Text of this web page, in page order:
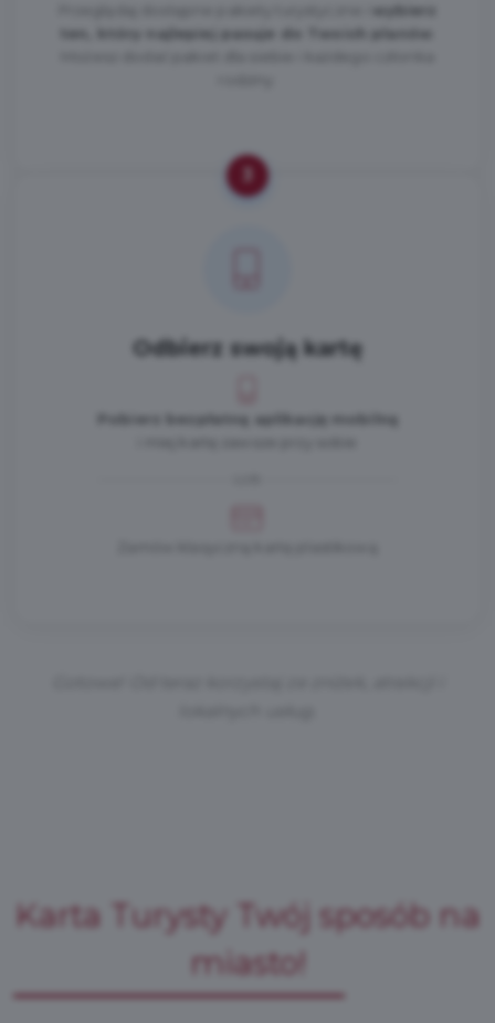
wybierz
ten, który najlepiej pasuje do Twoich planów
Odbierz swoją kartę
Pobierz bezpłatną aplikację mobilną
Karta Turysty Twój sposób na
miasto!